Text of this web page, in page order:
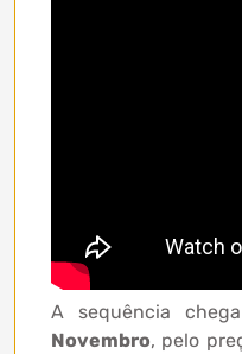
A sequência
Novembro, pelo